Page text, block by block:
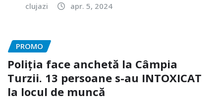
clujazi apr. 5, 2024
PROMO
Poliția face anchetă la Câmpia
Turzii. 13 persoane s-au INTOXICAT
la locul de muncă